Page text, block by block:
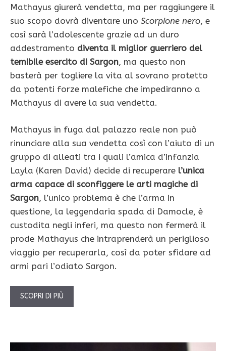
Mathayus giurerà vendetta, ma per raggiungere il
suo scopo dovrà diventare uno Scorpione nero, e
così sarà l’adolescente grazie ad un duro
addestramento diventa il miglior guerriero del
temibile esercito di Sargon, ma questo non
basterà per togliere la vita al sovrano protetto
da potenti forze malefiche che impediranno a
Mathayus di avere la sua vendetta.
Mathayus in fuga dal palazzo reale non può
rinunciare alla sua vendetta così con l’aiuto di un
gruppo di alleati tra i quali l’amica d’infanzia
Layla (Karen David) decide di recuperare l’unica
arma capace di sconfiggere le arti magiche di
Sargon, l’unico problema è che l’arma in
questione, la leggendaria spada di Damocle, è
custodita negli inferi, ma questo non fermerà il
prode Mathayus che intraprenderà un periglioso
viaggio per recuperarla, così da poter sfidare ad
armi pari l’odiato Sargon.
SCOPRI DI PIÙ